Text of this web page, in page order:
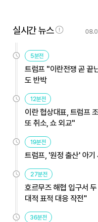
실시간 뉴스
5분전
트럼프 "이란전쟁 곧 끝
도 반박
12분전
이란 협상대표, 트럼프
또 취소, 쇼 외교"
19분전
트럼프, '원정 출산' 아기
27분전
호르무즈 해협 입구서
대적 표적 대응 작전"
36분전